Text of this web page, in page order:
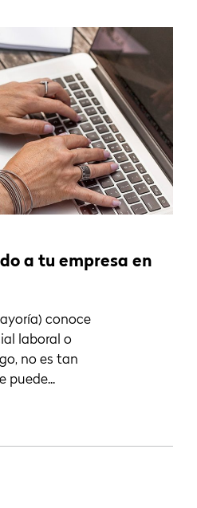
a tu empresa en
conoce
laboral o
no es tan
puede...